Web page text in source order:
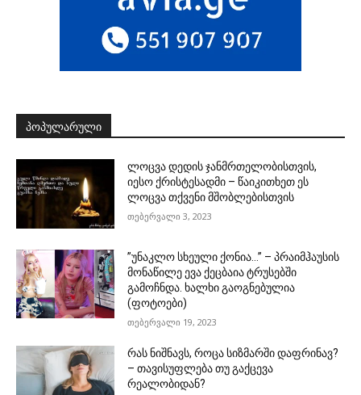
ᲞᲝᲞᲣᲚᲐᲠᲣᲚᲘ
ლოცვა დედის ჯანმრთელობისთვის,
იესო ქრისტესადმი – წაიკითხეთ ეს
ლოცვა თქვენი მშობლებისთვის
თებერვალი 3, 2023
”უნაკლო სხეული ქონია…” – პრაიმჰაუსის
მონაწილე ევა ქეცბაია ტრუსებში
გამოჩნდა. ხალხი გაოგნებულია
(ფოტოები)
თებერვალი 19, 2023
რას ნიშნავს, როცა სიზმარში დაფრინავ?
– თავისუფლება თუ გაქცევა
რეალობიდან?